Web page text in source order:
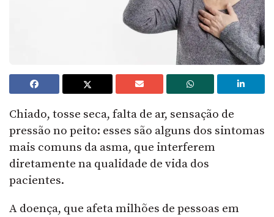
Chiado, tosse seca, falta de ar, sensação de
pressão no peito: esses são alguns dos sintomas
mais comuns da asma, que interferem
diretamente na qualidade de vida dos
pacientes.
A doença, que afeta milhões de pessoas em